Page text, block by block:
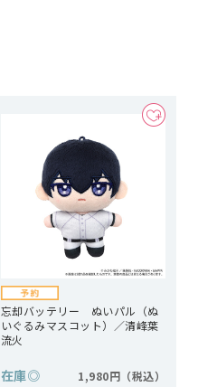
忘却バッテリー ぬいパル（ぬ
いぐるみマスコット）／清峰葉
流火
在庫◎ 1,980円